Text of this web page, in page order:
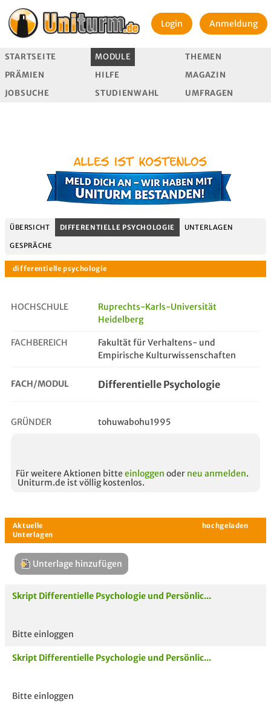
Login Anmeldung
STARTSEITE MODULE
THEMEN
PRÄMIEN
HILFE
MAGAZIN
JOBSUCHE
STUDIENWAHL UMFRAGEN
ÜBERSICHT DIFFERENTIELLE PSYCHOLOGIE UNTERLAGEN
GESPRÄCHE
differentielle psychologie
HOCHSCHULE
Ruprechts-Karls-Universität
Heidelberg
FACHBEREICH
Fakultät für Verhaltens- und
Empirische Kulturwissenschaften
FACH/MODUL Differentielle Psychologie
GRÜNDER tohuwabohu1995
Für weitere Aktionen bitte einloggen oder neu anmelden.
Uniturm.de ist völlig kostenlos.
Aktuelle
Unterlage hinzufügen
Skript Differentielle Psychologie und Persönlic...
Bitte einloggen
Skript Differentielle Psychologie und Persönlic...
Bitte einloggen